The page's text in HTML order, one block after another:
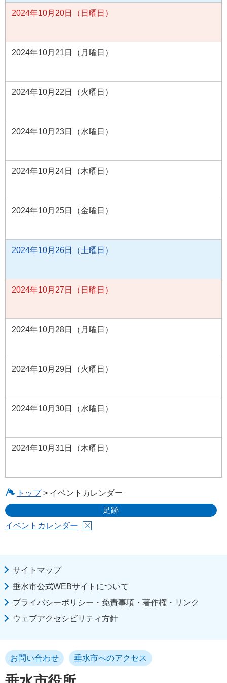
2024年10月20日（日曜日）
2024年10月21日（月曜日）
2024年10月22日（火曜日）
2024年10月23日（水曜日）
2024年10月24日（木曜日）
2024年10月25日（金曜日）
2024年10月26日（土曜日）
2024年10月27日（日曜日）
2024年10月28日（月曜日）
2024年10月29日（火曜日）
2024年10月30日（水曜日）
2024年10月31日（木曜日）
トップ> イベントカレンダー
足跡
イベントカレンダー
サイトマップ
垂水市公式WEBサイトについて
プライバシーポリシー・免責事項・著作権・リンク
ウェブアクセシビリティ方針
お問い合わせ 垂水市へのアクセス